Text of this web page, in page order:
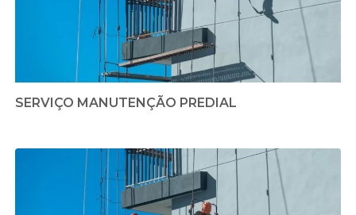
SERVIÇO MANUTENÇÃO PREDIAL